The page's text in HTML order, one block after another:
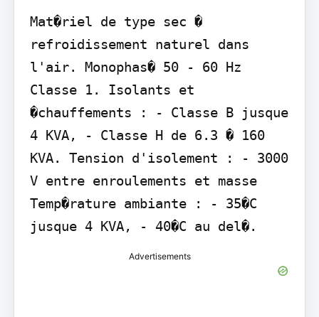
Mat�riel de type sec �
refroidissement naturel dans
l'air. Monophas� 50 - 60 Hz
Classe 1. Isolants et
�chauffements : - Classe B jusque
4 KVA, - Classe H de 6.3 � 160
KVA. Tension d'isolement : - 3000
V entre enroulements et masse
Temp�rature ambiante : - 35�C
jusque 4 KVA, - 40�C au del�.
Advertisements